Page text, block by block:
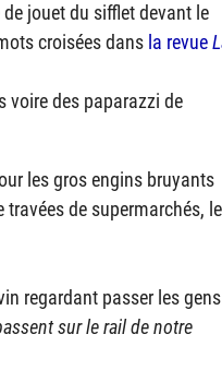
jouet du sifflet devant le
croisées dans la revue
voire des paparazzi de
les gros engins bruyants
de supermarchés,
regardant passer les gens
sur le rail de notre